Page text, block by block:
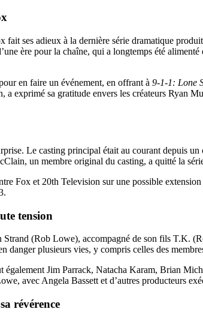
fait ses adieux à la dernière série dramatique
ère pour la chaîne, qui a longtemps été alimenté
en faire un événement, en offrant à 9-1-1: Lone
exprimé sa gratitude envers les créateurs Ryan
Le casting principal était au courant depuis
un membre original du casting, a quitté la
Fox et 20th Television sur une possible
tension
Strand (Rob Lowe), accompagné de son fils T.K.
danger plusieurs vies, y compris celles des
également Jim Parrack, Natacha Karam, Brian
avec Angela Bassett et d’autres producteurs
révérence